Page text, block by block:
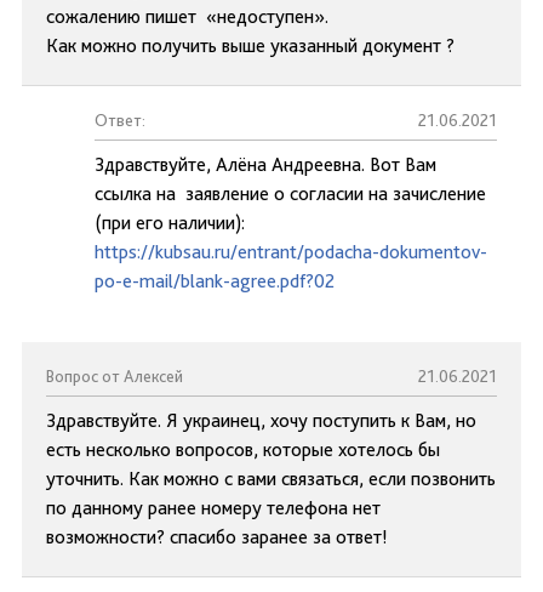
сожалению пишет «недоступен».
Как можно получить выше указанный документ ?
Ответ: 21.06.2021
Здравствуйте, Алёна Андреевна. Вот Вам
ссылка на заявление о согласии на зачисление
(при его наличии):
https://kubsau.ru/entrant/podacha-dokumentov-
po-e-mail/blank-agree.pdf?02
Вопрос от Алексей 21.06.2021
Здравствуйте. Я украинец, хочу поступить к Вам, но
есть несколько вопросов, которые хотелось бы
уточнить. Как можно с вами связаться, если позвонить
по данному ранее номеру телефона нет
возможности? спасибо заранее за ответ!